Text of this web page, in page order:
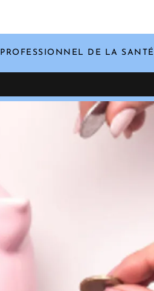
PROFESSIONNEL DE LA SANTÉ